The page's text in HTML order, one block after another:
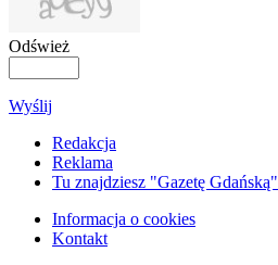
Odśwież
Wyślij
Redakcja
Reklama
Tu znajdziesz "Gazetę Gdańską"
Informacja o cookies
Kontakt